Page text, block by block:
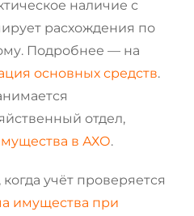
наличие с
расхождения по
Подробнее — на
основных средств.
отдел,
в АХО.
учёт проверяется
имущества при